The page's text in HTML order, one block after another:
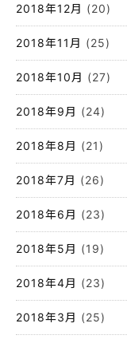
2018年12月 (20)
2018年11月 (25)
2018年10月 (27)
2018年9月 (24)
2018年8月 (21)
2018年7月 (26)
2018年6月 (23)
2018年5月 (19)
2018年4月 (23)
2018年3月 (25)